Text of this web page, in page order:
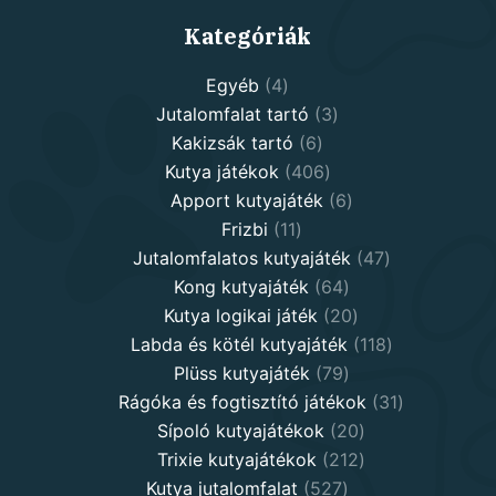
Kategóriák
Egyéb 44
products
Jutalomfalat tartó 33
Kakizsák tartó 66
products
Kutya játékok 406406
products
Apport kutyajáték 66
Frizbi 1111
products
Jutalomfalatos kutyajáték 4747
Kong kutyajáték 6464
products
Kutya logikai játék 2020
products
Labda és kötél kutyajáték 118118
Plüss kutyajáték 7979
products
Rágóka és fogtisztító játékok 3131
Sípoló kutyajátékok 2020
products
Trixie kutyajátékok 212212
Kutya jutalomfalat 527527